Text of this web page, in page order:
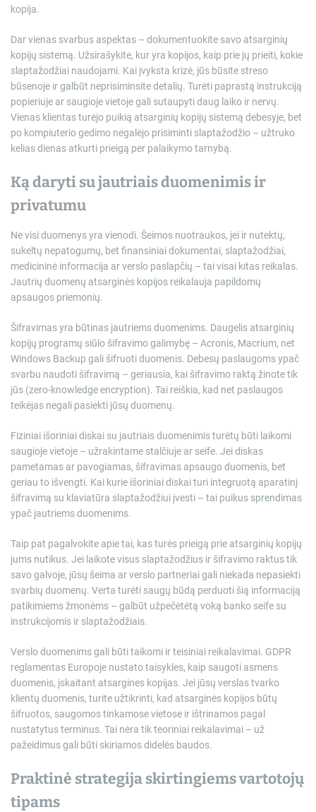
kopija.
Dar vienas svarbus aspektas – dokumentuokite savo atsarginių
kopijų sistemą. Užsirašykite, kur yra kopijos, kaip prie jų prieiti, kokie
slaptažodžiai naudojami. Kai įvyksta krizė, jūs būsite streso
būsenoje ir galbūt neprisiminsite detalių. Turėti paprastą instrukciją
popieriuje ar saugioje vietoje gali sutaupyti daug laiko ir nervų.
Vienas klientas turėjo puikią atsarginių kopijų sistemą debesyje, bet
po kompiuterio gedimo negalėjo prisiminti slaptažodžio – užtruko
kelias dienas atkurti prieigą per palaikymo tarnybą.
Ką daryti su jautriais duomenimis ir
privatumu
Ne visi duomenys yra vienodi. Šeimos nuotraukos, jei ir nutektų,
sukeltų nepatogumų, bet finansiniai dokumentai, slaptažodžiai,
medicininė informacija ar verslo paslapčių – tai visai kitas reikalas.
Jautrių duomenų atsarginės kopijos reikalauja papildomų
apsaugos priemonių.
Šifravimas yra būtinas jautriems duomenims. Daugelis atsarginių
kopijų programų siūlo šifravimo galimybę – Acronis, Macrium, net
Windows Backup gali šifruoti duomenis. Debesų paslaugoms ypač
svarbu naudoti šifravimą – geriausia, kai šifravimo raktą žinote tik
jūs (zero-knowledge encryption). Tai reiškia, kad net paslaugos
teikėjas negali pasiekti jūsų duomenų.
Fiziniai išoriniai diskai su jautriais duomenimis turėtų būti laikomi
saugioje vietoje – užrakintame stalčiuje ar seife. Jei diskas
pametamas ar pavogiamas, šifravimas apsaugo duomenis, bet
geriau to išvengti. Kai kurie išoriniai diskai turi integruotą aparatinį
šifravimą su klaviatūra slaptažodžiui įvesti – tai puikus sprendimas
ypač jautriems duomenims.
Taip pat pagalvokite apie tai, kas turės prieigą prie atsarginių kopijų
jums nutikus. Jei laikote visus slaptažodžius ir šifravimo raktus tik
savo galvoje, jūsų šeima ar verslo partneriai gali niekada nepasiekti
svarbių duomenų. Verta turėti saugų būdą perduoti šią informaciją
patikimiems žmonėms – galbūt užpečėtėtą voką banko seife su
instrukcijomis ir slaptažodžiais.
Verslo duomenims gali būti taikomi ir teisiniai reikalavimai. GDPR
reglamentas Europoje nustato taisykles, kaip saugoti asmens
duomenis, įskaitant atsargines kopijas. Jei jūsų verslas tvarko
klientų duomenis, turite užtikrinti, kad atsarginės kopijos būtų
šifruotos, saugomos tinkamose vietose ir ištrinamos pagal
nustatytus terminus. Tai nėra tik teoriniai reikalavimai – už
pažeidimus gali būti skiriamos didelės baudos.
Praktinė strategija skirtingiems vartotojų
tipams